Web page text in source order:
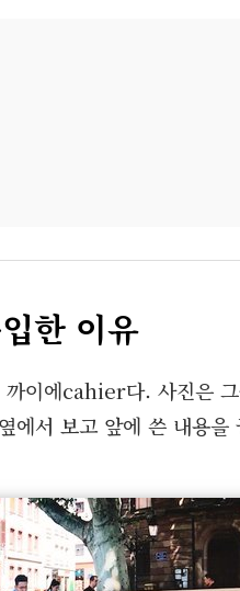
한 이유
이에cahier다. 사진은
서 보고 앞에 쓴 내용